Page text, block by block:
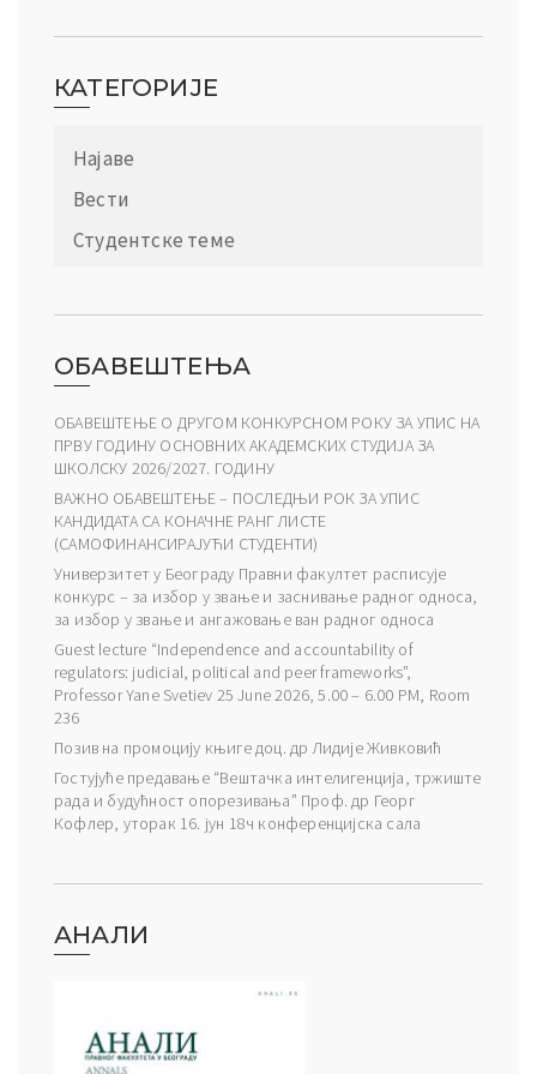
КАТЕГОРИЈЕ
Најаве
Вести
Студентске теме
ОБАВЕШТЕЊА
ОБАВЕШТЕЊЕ О ДРУГОМ КОНКУРСНОМ РОКУ ЗА УПИС НА
ПРВУ ГОДИНУ ОСНОВНИХ АКАДЕМСКИХ СТУДИЈА ЗА
ШКОЛСКУ 2026/2027. ГОДИНУ
ВАЖНО ОБАВЕШТЕЊЕ – ПОСЛЕДЊИ РОК ЗА УПИС
КАНДИДАТА СА КОНАЧНЕ РАНГ ЛИСТЕ
(САМОФИНАНСИРАЈУЋИ СТУДЕНТИ)
Универзитет у Београду Правни факултет расписује
конкурс – за избор у звање и заснивање радног односа,
за избор у звање и ангажовање ван радног односа
Guest lecture “Independence and accountability of
regulators: judicial, political and peer frameworks”,
Professor Yane Svetiev 25 June 2026, 5.00 – 6.00 PM, Room
236
Позив на промоцију књиге доц. др Лидије Живковић
Гостујуће предавање “Вештачка интелигенција, тржиште
рада и будућност опорезивања” Проф. др Георг
Кофлер, уторак 16. јун 18ч конференцијска сала
АНАЛИ